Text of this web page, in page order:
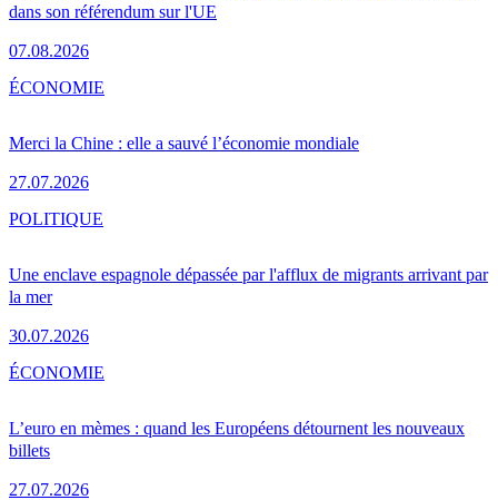
dans son référendum sur l'UE
07.08.2026
Merci la Chine : elle a sauvé l’économie mondiale
27.07.2026
ÉCONOMIE
Une enclave espagnole dépassée par l'afflux de migrants arrivant par
la mer
30.07.2026
POLITIQUE
L’euro en mèmes : quand les Européens détournent les nouveaux
billets
27.07.2026
ÉCONOMIE